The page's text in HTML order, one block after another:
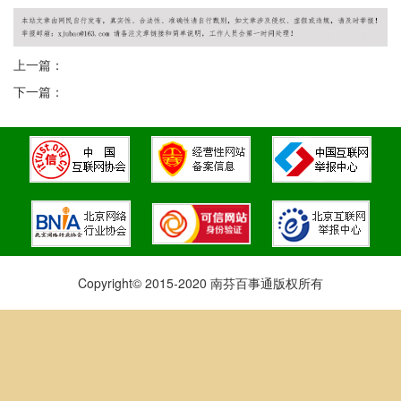
上一篇：
下一篇：
Copyright© 2015-2020 南芬百事通版权所有